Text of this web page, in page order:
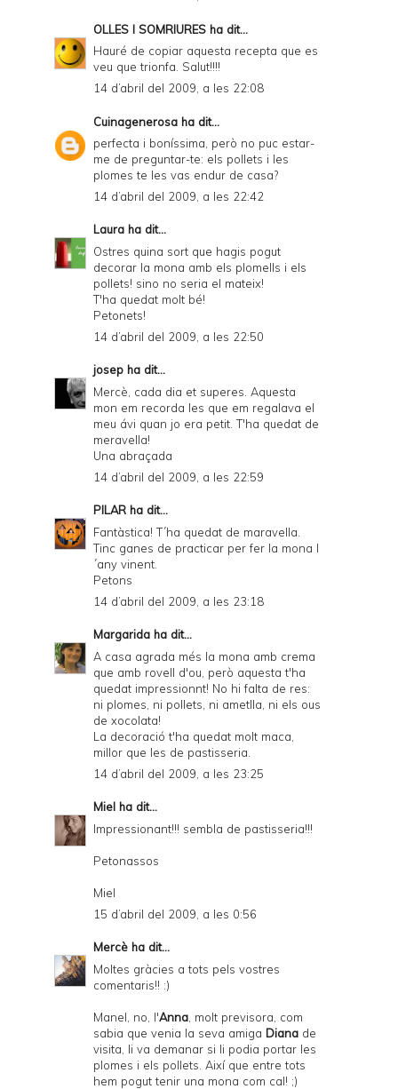
OLLES I SOMRIURES ha dit...
Hauré de copiar aquesta recepta que es
veu que trionfa. Salut!!!!
14 d’abril del 2009, a les 22:08
Cuinagenerosa ha dit...
perfecta i boníssima, però no puc estar-
me de preguntar-te: els pollets i les
plomes te les vas endur de casa?
14 d’abril del 2009, a les 22:42
Laura ha dit...
Ostres quina sort que hagis pogut
decorar la mona amb els plomells i els
pollets! sino no seria el mateix!
T'ha quedat molt bé!
Petonets!
14 d’abril del 2009, a les 22:50
josep ha dit...
Mercè, cada dia et superes. Aquesta
mon em recorda les que em regalava el
meu ávi quan jo era petit. T'ha quedat de
meravella!
Una abraçada
14 d’abril del 2009, a les 22:59
PILAR ha dit...
Fantàstica! T´ha quedat de maravella.
Tinc ganes de practicar per fer la mona l
´any vinent.
Petons
14 d’abril del 2009, a les 23:18
Margarida ha dit...
A casa agrada més la mona amb crema
que amb rovell d'ou, però aquesta t'ha
quedat impressionnt! No hi falta de res:
ni plomes, ni pollets, ni ametlla, ni els ous
de xocolata!
La decoració t'ha quedat molt maca,
millor que les de pastisseria.
14 d’abril del 2009, a les 23:25
Miel ha dit...
Impressionant!!! sembla de pastisseria!!!
Petonassos
Miel
15 d’abril del 2009, a les 0:56
Mercè ha dit...
Moltes gràcies a tots pels vostres
comentaris!! :)
Manel, no, l'Anna , molt previsora, com
sabia que venia la seva amiga Diana de
visita, li va demanar si li podia portar les
plomes i els pollets. Així que entre tots
hem pogut tenir una mona com cal! ;)